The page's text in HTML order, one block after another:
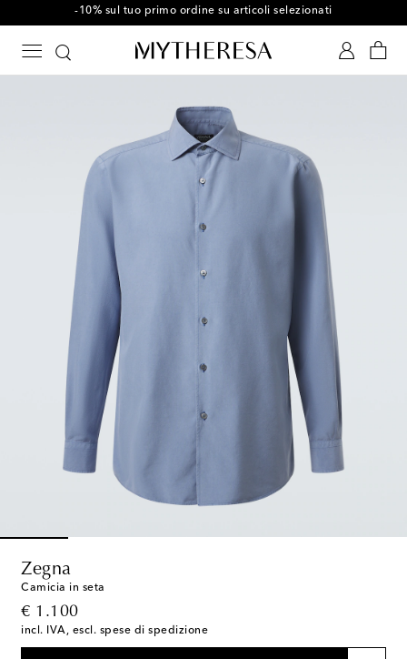
-10% sul tuo primo ordine su articoli selezionati
Zegna
Camicia in seta
€ 1.100
original price
incl. IVA, escl. spese di spedizione